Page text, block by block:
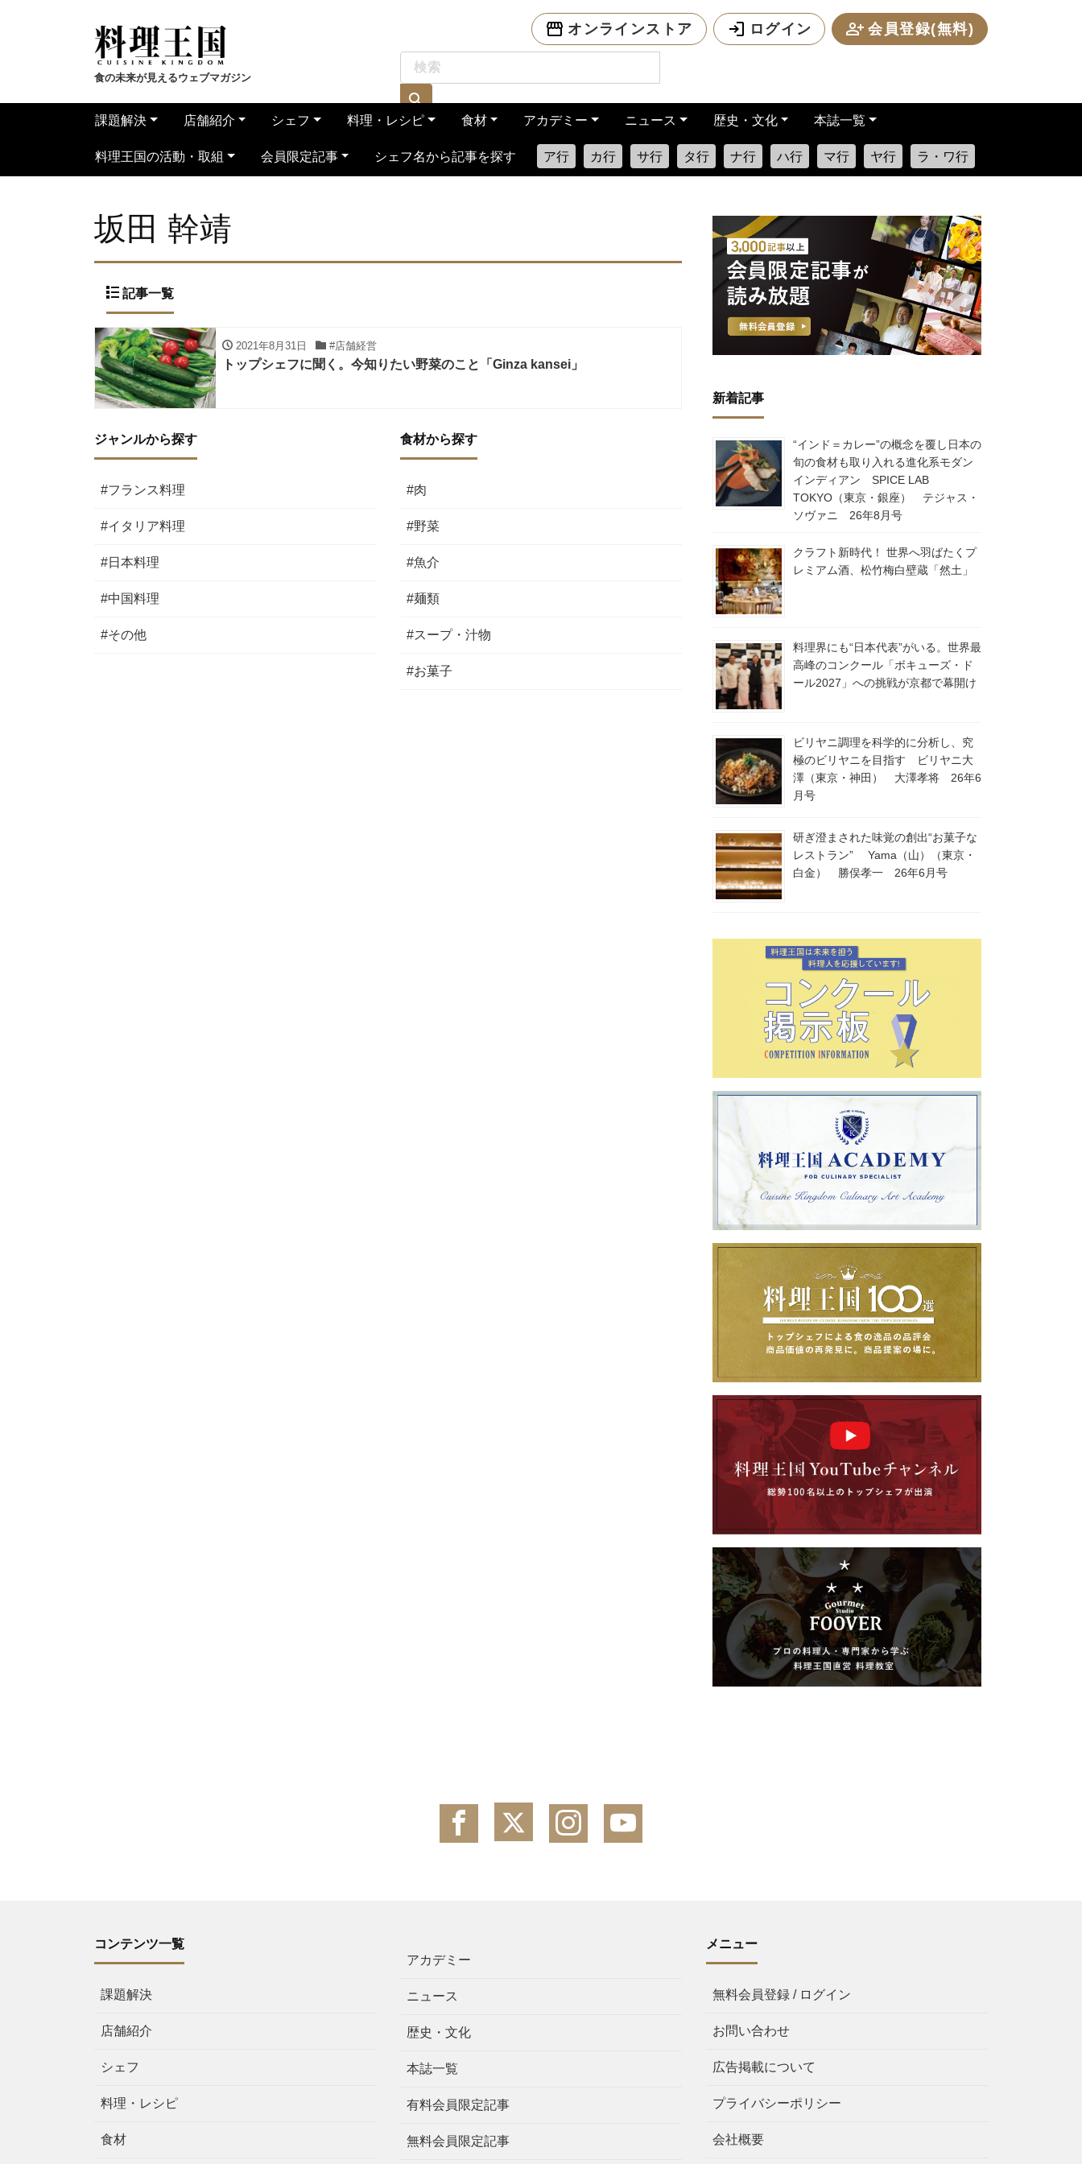
食の未来が見えるウェブマガジン
オンラインストア ログイン 会員登録(無料)
課題解決 店舗紹介 シェフ 料理・レシピ 食材 アカデミー ニュース 歴史・文化 本誌一覧
料理王国の活動・取組 会員限定記事 シェフ名から記事を探す ア行 カ行 サ行 タ行 ナ行 ハ行 マ行 ヤ行 ラ・ワ行
坂田 幹靖
記事一覧
2021年8月31日 #店舗経営
トップシェフに聞く。今知りたい野菜のこと「Ginza kansei」
ジャンルから探す
#フランス料理
#イタリア料理
#日本料理
#中国料理
#その他
食材から探す
#肉
#野菜
#魚介
#麺類
#スープ・汁物
#お菓子
新着記事
“インド＝カレー”の概念を覆し日本の
旬の食材も取り入れる進化系モダン
インディアン SPICE LAB
TOKYO（東京・銀座） テジャス・
ソヴァニ 26年8月号
クラフト新時代！ 世界へ羽ばたくプ
レミアム酒、松竹梅白壁蔵「然土」
料理界にも“日本代表”がいる。世界最
高峰のコンクール「ボキューズ・ド
ール2027」への挑戦が京都で幕開け
ビリヤニ調理を科学的に分析し、究
極のビリヤニを目指す ビリヤニ大
澤（東京・神田） 大澤孝将 26年6
月号
研ぎ澄まされた味覚の創出“お菓子な
レストラン” Yama（山）（東京・
白金） 勝俣孝一 26年6月号
コンテンツ一覧
課題解決
店舗紹介
シェフ
料理・レシピ
食材
アカデミー
ニュース
歴史・文化
本誌一覧
有料会員限定記事
無料会員限定記事
メニュー
無料会員登録 / ログイン
お問い合わせ
広告掲載について
プライバシーポリシー
会社概要